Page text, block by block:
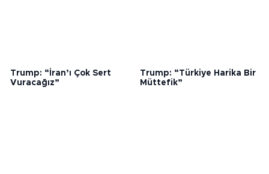
Trump: “İran’ı Çok Sert
Vuracağız”
Trump: “Türkiye Harika Bir
Müttefik”